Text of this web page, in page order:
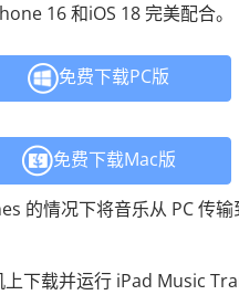
16 和iOS 18 完美配合。
免费下载PC版
免费下载Mac版
的情况下将音乐从 PC 传输
上下载并运行 iPad Music